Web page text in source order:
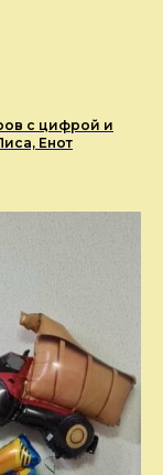
с цифрой и
Енот